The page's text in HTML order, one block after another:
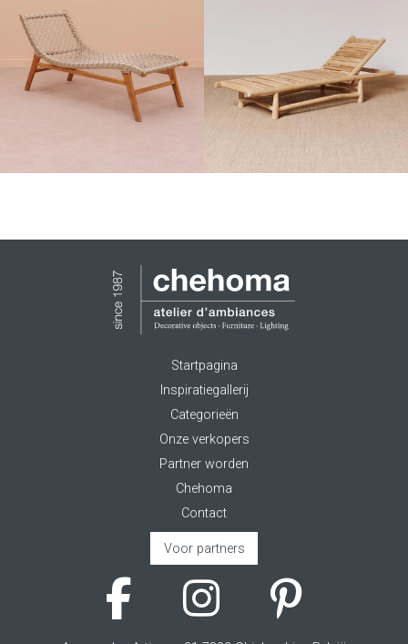
Startpagina
Inspiratiegallerij
Categorieën
Onze verkopers
Partner worden
Chehoma
Contact
Voor partners